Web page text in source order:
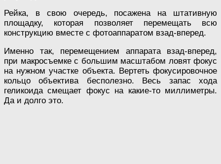
Рейка, в свою очередь, посажена на штативную
площадку, которая позволяет перемещать всю
конструкцию вместе с фотоаппаратом взад-вперед.
Именно так, перемещением аппарата взад-вперед,
при макросъемке с большим масштабом ловят фокус
на нужном участке объекта. Вертеть фокусировочное
кольцо объектива бесполезно. Весь запас хода
геликоида смещает фокус на какие-то миллиметры.
Да и долго это.